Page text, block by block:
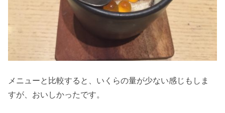
メニューと比較すると、いくらの量が少ない感じもしま
すが、おいしかったです。